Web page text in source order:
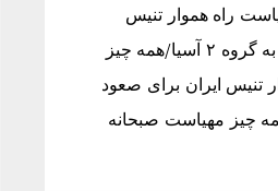
راه هموار تنیس
ایران برای صعود به گروه ۲ آسیا/همه چیز
تنیس ایران برای صعود